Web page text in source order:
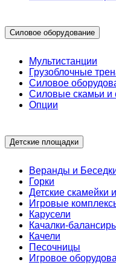
Силовое оборудование
Мультистанции
Грузоблочные
Силовое
Силовые скамьи и
Опции
Детские площадки
Веранды и
Горки
Детские скамейки
Игровые
Карусели
Качалки-
Качели
Песочницы
Игровое